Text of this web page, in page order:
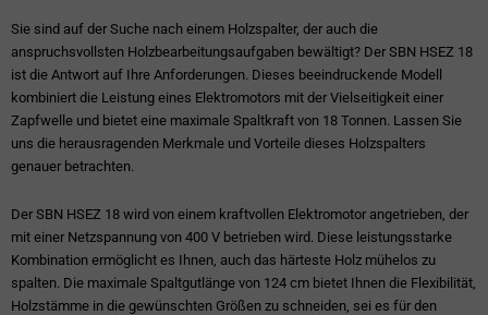
Sie sind auf der Suche nach einem Holzspalter, der auch die
anspruchsvollsten Holzbearbeitungsaufgaben bewältigt? Der SBN HSEZ 18
ist die Antwort auf Ihre Anforderungen. Dieses beeindruckende Modell
kombiniert die Leistung eines Elektromotors mit der Vielseitigkeit einer
Zapfwelle und bietet eine maximale Spaltkraft von 18 Tonnen. Lassen Sie
uns die herausragenden Merkmale und Vorteile dieses Holzspalters
genauer betrachten.
Der SBN HSEZ 18 wird von einem kraftvollen Elektromotor angetrieben, der
mit einer Netzspannung von 400 V betrieben wird. Diese leistungsstarke
Kombination ermöglicht es Ihnen, auch das härteste Holz mühelos zu
spalten. Die maximale Spaltgutlänge von 124 cm bietet Ihnen die Flexibilität,
Holzstämme in die gewünschten Größen zu schneiden, sei es für den